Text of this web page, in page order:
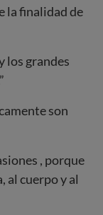
la finalidad de
los grandes
son
, porque
al cuerpo y al